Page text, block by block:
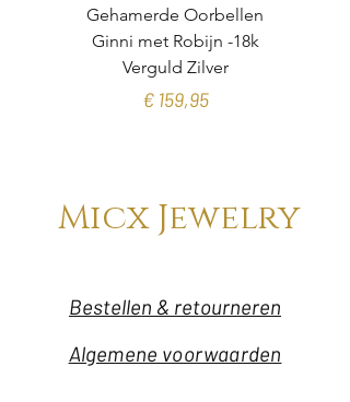
Gehamerde Oorbellen
Ginni met Robijn -18k
Verguld Zilver
Prijs
€ 159,95
Micx Jewelry
Bestellen & retourneren
Algemene voorwaarden